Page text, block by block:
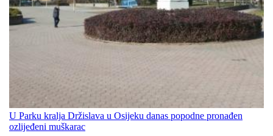
U Parku kralja Držislava u Osijeku danas popodne pronađen
ozlijeđeni muškarac